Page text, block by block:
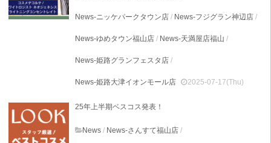
News-ニッケパークタウン店 / News-フジグラン神辺店 /
News-ゆめタウン福山店 / News-天満屋店福山 /
News-姫路グランフェスタ店 /
News-姫路大津イオンモール店 2025-07-17(Thu)
25年上半期ベスコス発表！
News / News-さんすて福山店 /